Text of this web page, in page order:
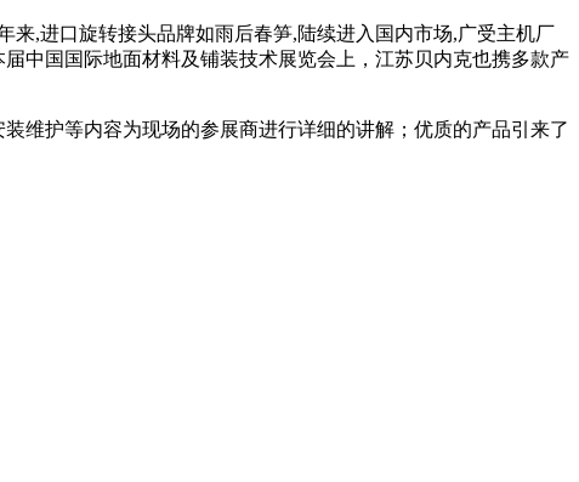
,进口旋转接头品牌如雨后春笋,陆续进入国内市场,广受主机厂
中国国际地面材料及铺装技术展览会上，江苏贝内克也携多款产
维护等内容为现场的参展商进行详细的讲解；优质的产品引来了